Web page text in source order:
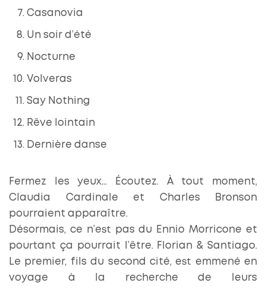
Casanovia
Un soir d’été
Nocturne
Volveras
Say Nothing
Rêve lointain
Dernière danse
Fermez les yeux… Écoutez. À tout moment,
Claudia Cardinale et Charles Bronson
pourraient apparaître.
Désormais, ce n’est pas du Ennio Morricone et
pourtant ça pourrait l’être. Florian & Santiago.
Le premier, fils du second cité, est emmené en
voyage à la recherche de leurs